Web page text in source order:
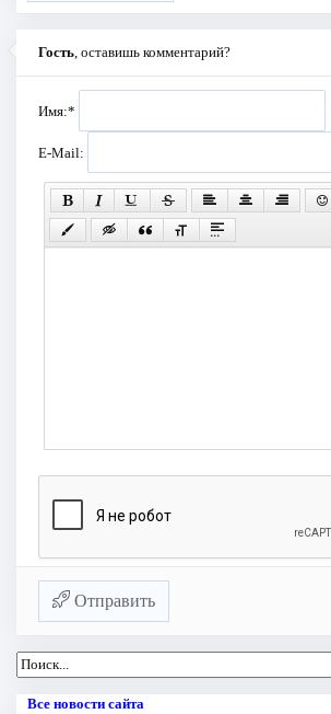
Гость, оставишь комментарий?
Имя:*
E-Mail:
Отправить
Все новости сайта